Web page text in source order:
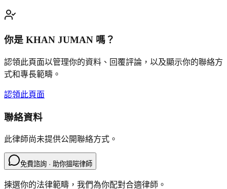
你是 KHAN JUMAN 嗎？
認領此頁面以管理你的資料、回覆評論，以及顯示你的聯絡方
式和專長範疇。
認領此頁面
聯絡資料
此律師尚未提供公開聯絡方式。
免費諮詢 · 助你搵啱律師
揀選你的法律範疇，我們為你配對合適律師。